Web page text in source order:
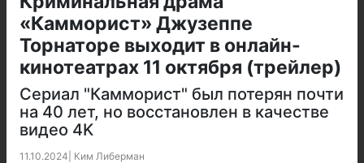
«Камморист» Джузеппе
Торнаторе выходит в онлайн-
кинотеатрах 11 октября (трейлер)
Сериал "Камморист" был потерян почти
на 40 лет, но восстановлен в качестве
видео 4K
11.10.2024 Ким Либерман